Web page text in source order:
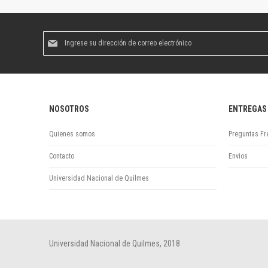
boletín
NOSOTROS
Quienes somos
Contacto
Universidad Nacional de Quilmes
ENTREGAS
Preguntas
Envios
Universidad Nacional de Quilmes, 2018